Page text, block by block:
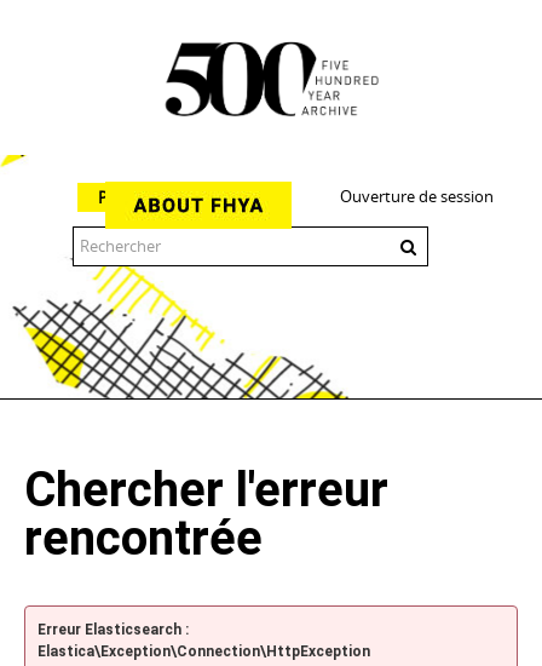
Ouverture de session
Parcourir
Chercher l'erreur
rencontrée
Erreur Elasticsearch :
Elastica\Exception\Connection\HttpException